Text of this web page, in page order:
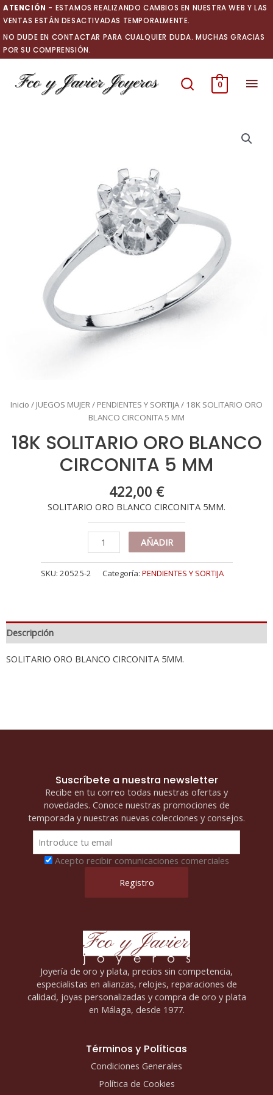
Ir
al
contenido
ATENCIÓN - ESTAMOS REALIZANDO CAMBIOS EN NUESTRA WEB Y LAS
VENTAS ESTÁN DESACTIVADAS TEMPORALMENTE.
NO DUDE EN CONTACTAR PARA CUALQUIER DUDA. MUCHAS GRACIAS
POR SU COMPRENSIÓN.
0
Inicio / JUEGOS MUJER / PENDIENTES Y SORTIJA/ 18K SOLITARIO ORO
BLANCO CIRCONITA 5 MM
18K SOLITARIO ORO BLANCO
CIRCONITA 5 MM
422,00 €
SOLITARIO ORO BLANCO CIRCONITA 5MM.
18K
SOLITARIO
ORO
BLANCO
cantidad
AÑADIR
SKU: 20525-2 Categoría: PENDIENTES Y SORTIJA
Descripción
SOLITARIO ORO BLANCO CIRCONITA 5MM.
Suscríbete a nuestra newsletter
Recibe en tu correo todas nuestras ofertas y
novedades. Conoce nuestras promociones de
temporada y nuestras nuevas colecciones y consejos.
Acepto recibir comunicaciones comerciales
Joyería de oro y plata, precios sin competencia,
especialistas en alianzas, relojes, reparaciones de
calidad, joyas personalizadas y compra de oro y plata
en Málaga, desde 1977.
Términos y Políticas
Condiciones Generales
Política de Cookies